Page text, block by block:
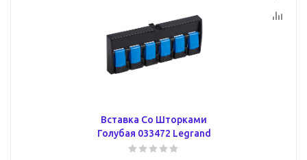
Вставка Со Шторками
Голубая 033472 Legrand